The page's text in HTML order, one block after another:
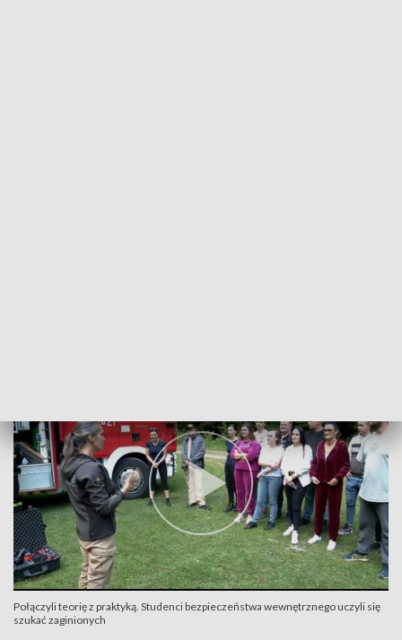
Połączyli teorię z praktyką. Studenci bezpieczeństwa wewnętrznego uczyli się
szukać zaginionych